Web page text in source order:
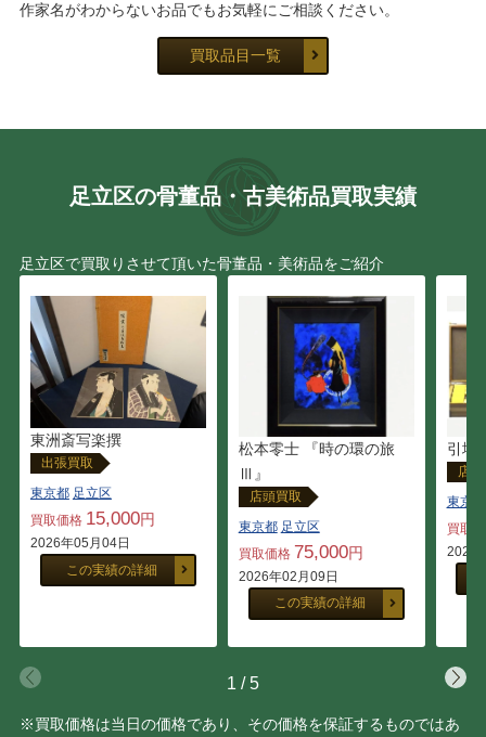
作家名がわからないお品でもお気軽にご相談ください。
買取品目一覧
足立区の骨董品・古美術品買取実績
足立区で買取りさせて頂いた骨董品・美術品をご紹介
東洲斎写楽撰
出張買取
東京都 足立区
買取価格 15,000円
2026年05月04日
この実績の詳細
松本零士 『時の環の旅
Ⅲ』
店頭買取
東京都 足立区
買取価格 75,000円
2026年02月09日
この実績の詳細
引地
店
東京都
買取
2026
1 /5
※買取価格は当日の価格であり、その価格を保証するものではあ